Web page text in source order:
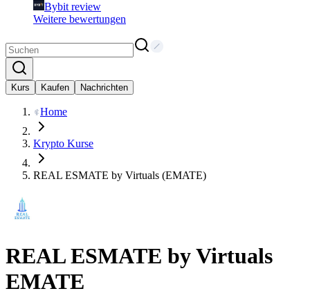
Bybit review
Weitere bewertungen
Kurs Kaufen Nachrichten
Home
Krypto Kurse
REAL ESMATE by Virtuals (EMATE)
REAL ESMATE by Virtuals
EMATE